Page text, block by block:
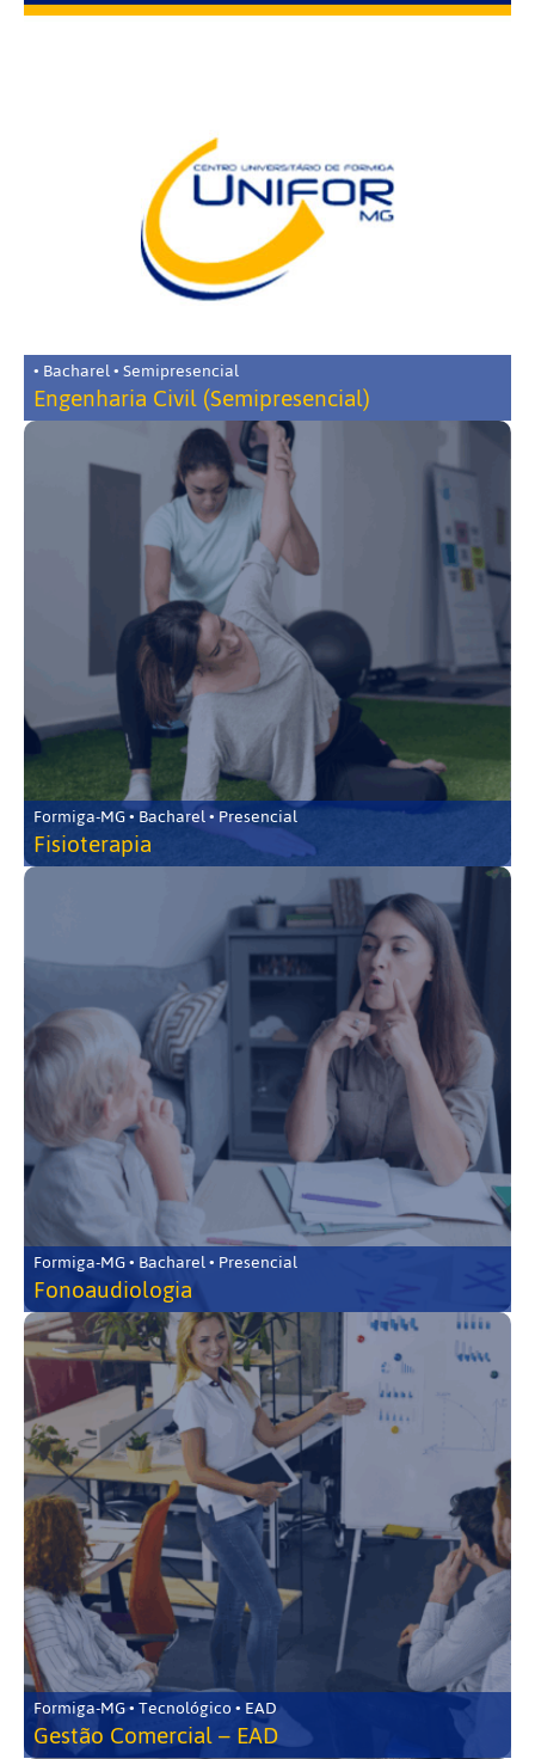
• Bacharel • Semipresencial
Engenharia Civil (Semipresencial)
Formiga-MG • Bacharel • Presencial
Fisioterapia
Formiga-MG • Bacharel • Presencial
Fonoaudiologia
Formiga-MG • Tecnológico • EAD
Gestão Comercial – EAD